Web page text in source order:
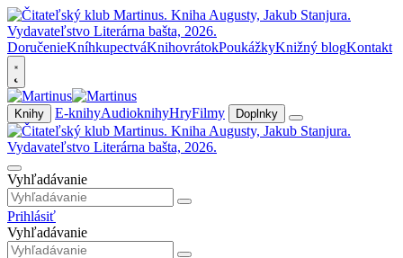
DoručenieKníhkupectváKnihovrátokPoukážkyKnižný blogKontakt
Knihy E-knihyAudioknihyHryFilmy Doplnky
Vyhľadávanie
Prihlásiť
Vyhľadávanie